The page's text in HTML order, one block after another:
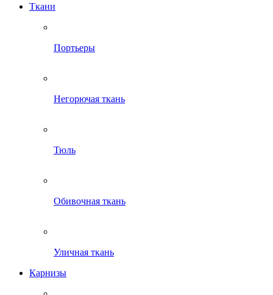
Ткани
Портьеры
Негорючая ткань
Тюль
Обивочная ткань
Уличная ткань
Карнизы